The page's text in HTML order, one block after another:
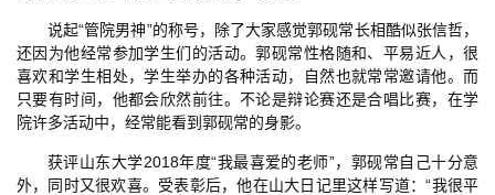
说起“管院男神”的称号，除了大家感觉郭砚常长相酷似张信哲，
还因为他经常参加学生们的活动。郭砚常性格随和、平易近人，很
喜欢和学生相处，学生举办的各种活动，自然也就常常邀请他。而
只要有时间，他都会欣然前往。不论是辩论赛还是合唱比赛，在学
院许多活动中，经常能看到郭砚常的身影。
获评山东大学2018年度“我最喜爱的老师”，郭砚常自己十分意
外，同时又很欢喜。受表彰后，他在山大日记里这样写道：“我很平